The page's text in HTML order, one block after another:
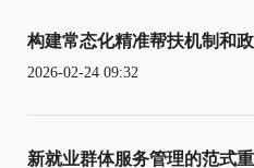
构建常态化精准帮扶机制和
2026-02-24 09:32
新就业群体服务管理的范式